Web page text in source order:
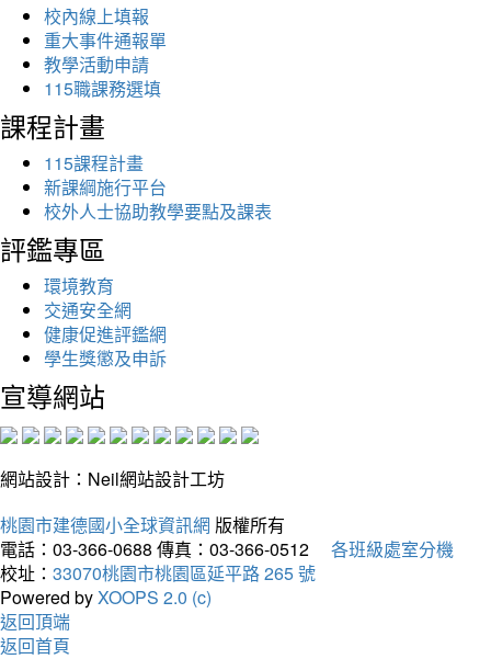
校內線上填報
重大事件通報單
教學活動申請
115職課務選填
課程計畫
115課程計畫
新課綱施行平台
校外人士協助教學要點及課表
評鑑專區
環境教育
交通安全網
健康促進評鑑網
學生獎懲及申訴
宣導網站
網站設計：Neil網站設計工坊
桃園市建德國小全球資訊網 版權所有
電話：03-366-0688 傳真：03-366-0512
各班級處室分機
校址： 33070桃園市桃園區延平路 265 號
Powered byXOOPS 2.0 (c)
返回頂端
返回首頁